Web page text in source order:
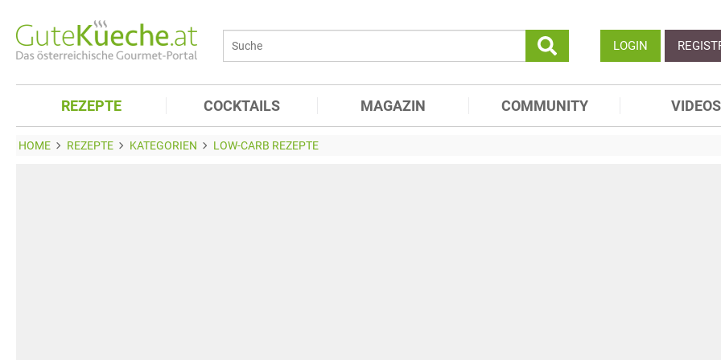
LOGIN
REZEPTE COCKTAILS MAGAZIN COMMUNITY VIDEOS
HOME REZEPTE KATEGORIEN LOW-CARB REZEPTE